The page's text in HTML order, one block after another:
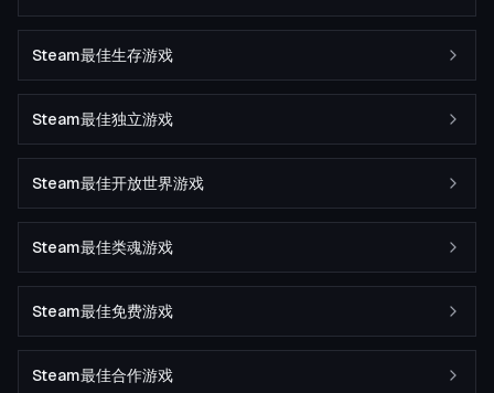
Steam最佳生存游戏
Steam最佳独立游戏
Steam最佳开放世界游戏
Steam最佳类魂游戏
Steam最佳免费游戏
Steam最佳合作游戏